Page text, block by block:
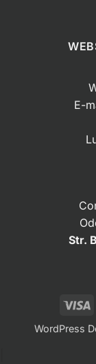
E-
Str.
WordPress